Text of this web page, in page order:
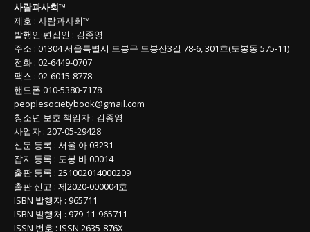
목
록
사람과사회™
제호 : 사람과사회™
발행인·편집인 : 김종영
주소 : 01304서울특별시 도봉구 도봉산3길 78-6, 301호(도봉동 575-11)
전화 : 02-6449-0707
팩스 : 02-6015-8778
핸드폰 010-5380-7178
peoplesocietybook@gmail.com
청소년 보호 책임자 : 김종영
사업자 : 207-05-29428
신문 등록 : 서울 아 03231
잡지 등록 : 도봉 바 00014
출판 등록 : 251002014000209
출판 신고 : 제2020-000004호
ISBN 발행자 : 965711
ISBN 발행처 : 979-11-965711
ISSN 번호 : ISSN 2635-876X